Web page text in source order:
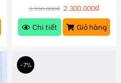
2.550.000₫ 2.300.000₫
Chi tiết
Giỏ hàng
-7%